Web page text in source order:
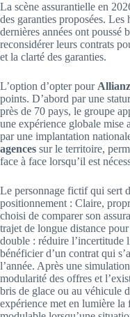
La scène assurantielle en
des garanties proposées. Les
dernières années ont poussé
reconsidérer leurs contrats
et la clarté des garanties.
L’option d’opter pour Allianz
points. D’abord par une
près de 70 pays, le groupe
une expérience globale mise
par une implantation
agences sur le territoire,
face à face lorsqu’il est
Le personnage fictif qui sert
positionnement : Claire,
choisi de comparer son
trajet de longue distance
double : réduire l’incertitude
bénéficier d’un contrat qui
l’année. Après une
modularité des offres et
bris de glace ou au véhicule
expérience met en lumière la